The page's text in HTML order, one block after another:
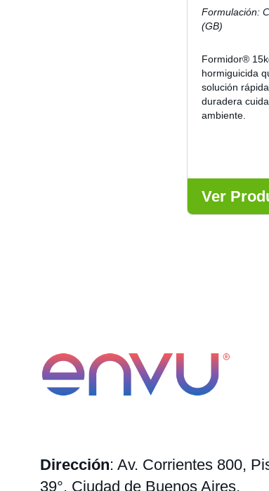
Formulación:
(GB)
Formidor®
hormiguicida
solución
duradera
ambiente.
Ver
Dirección: Av. Corrientes 800,
39°. Ciudad de Buenos Aires,